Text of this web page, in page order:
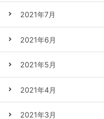
2021年7月
2021年6月
2021年5月
2021年4月
2021年3月